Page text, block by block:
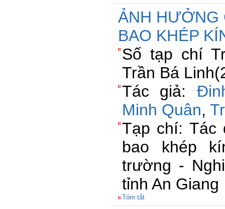
ẢNH HƯỞNG
BAO KHÉP
Số tạp chí
Trần Bá
Tác giả:
Minh Quân,
Tạp chí: Tác
bao khép
trường -
tỉnh An Giang
Tóm tắt